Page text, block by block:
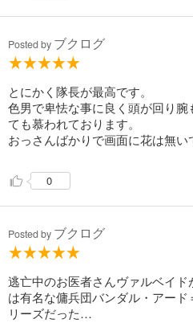
Posted by ブクログ
とにかく隊長が最高です。
色男で卑怯な事に良く頭が回り
ても慕われております。
おっさんばかりで画面に花は無い
0
Posted by ブクログ
逃亡中のお医者さんヴァルベイ
は有名な傭兵団バンダル・アー
リーズだった…